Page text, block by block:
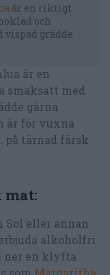
är en riktigt
och
grädde
är en
smaksatt med
gärna
är för vuxna
tärnad färsk
eller annan
alkoholfri
ner en klyfta